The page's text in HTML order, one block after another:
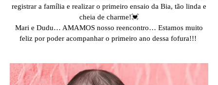
registrar a família e realizar o primeiro ensaio da Bia, tão linda e
cheia de charme!💓
Mari e Dudu… AMAMOS nosso reencontro… Estamos muito
feliz por poder acompanhar o primeiro ano dessa fofura!!!